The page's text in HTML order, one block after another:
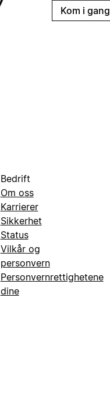
Kom i gang
Bedrift
Om oss
Karrierer
Sikkerhet
Status
Vilkår og
personvern
Personvernrettighetene
dine